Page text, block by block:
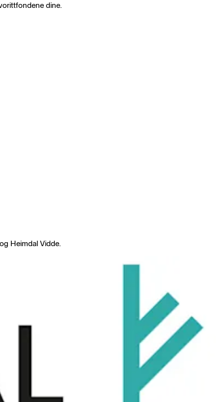
dine.
Heimdal Vidde.